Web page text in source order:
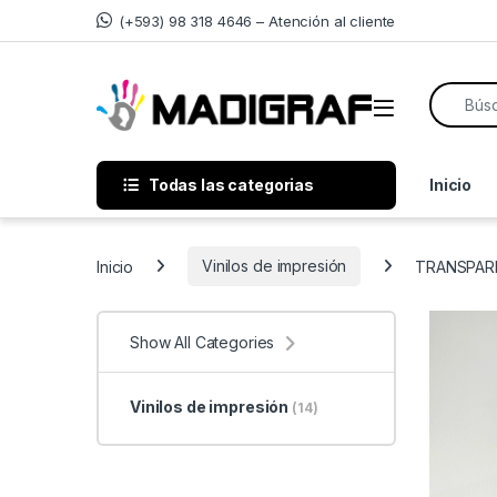
Skip to navigation
Skip to content (+593) 98 318 4646 – Atención al cliente
Search
Todas las categorias Inicio
Inicio Vinilos de impresión
Show All Categories
Vinilos de impresión (14)